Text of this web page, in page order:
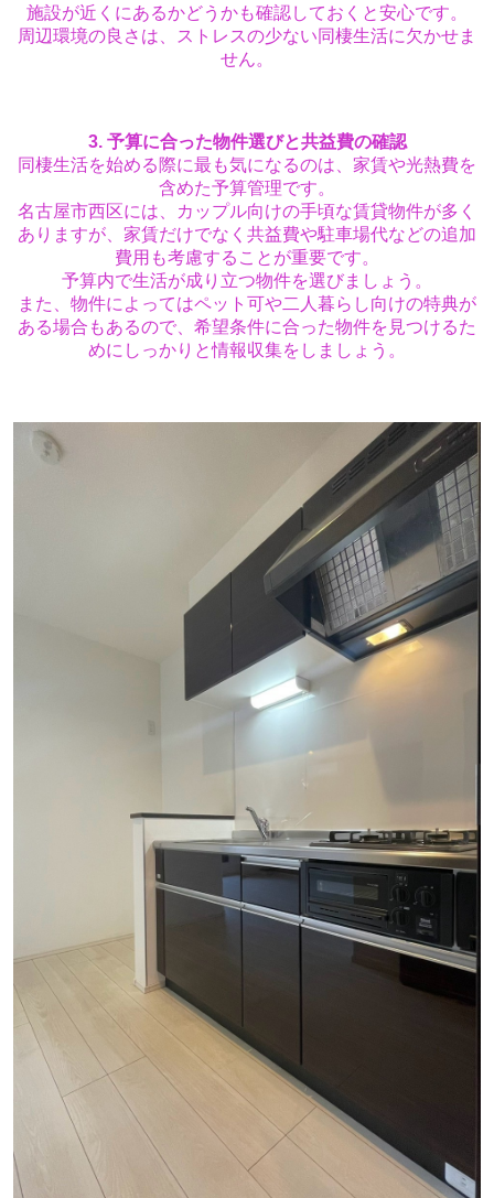
施設が近くにあるかどうかも確認しておくと安心です。
周辺環境の良さは、ストレスの少ない同棲生活に欠かせま
せん。
3. 予算に合った物件選びと共益費の確認
同棲生活を始める際に最も気になるのは、家賃や光熱費を
含めた予算管理です。
名古屋市西区には、カップル向けの手頃な賃貸物件が多く
ありますが、 家賃だけでなく共益費や駐車場代などの追加
費用も考慮することが重要です。
予算内で生活が成り立つ物件を選びましょう。
また、物件によってはペット可や二人暮らし向けの特典が
ある場合もあるので、希望条件に合った物件を見つけるた
めにしっかりと情報収集をしましょう。